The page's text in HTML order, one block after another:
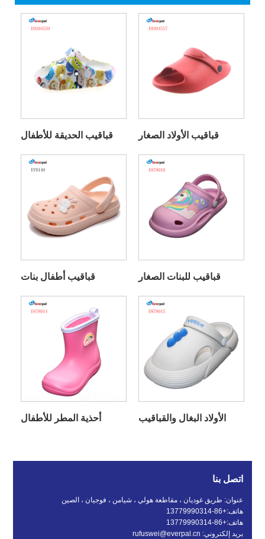
قباقيب الحديقة للأطفال قباقيب الأولاد الصغار
قباقيب أطفال بنات قباقيب للبنات الصغار
أحذية المطر للأطفال الأولاد البغال والقباقيب
اتصل بنا
عنوان: طريق غوديان ، مقاطعة هولي ، شيامن ، فوجيان ، الصين
هاتف:+86-13779990314
هاتف:+86-13779990314
بريد إلكتروني: rufuswei@everpal.cn